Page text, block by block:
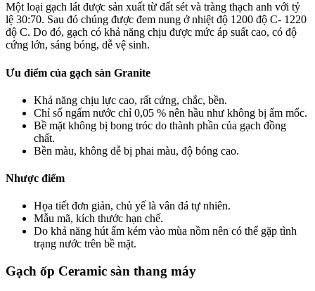
Một loại gạch lát được sản xuất từ đất sét và tràng thạch anh với tỷ
lệ 30:70. Sau đó chúng được đem nung ở nhiệt độ 1200 độ C- 1220
độ C. Do đó, gạch có khả năng chịu được mức áp suất cao, có độ
cứng lớn, sáng bóng, dễ vệ sinh.
Ưu điểm của gạch sàn Granite
Khả năng chịu lực cao, rất cứng, chắc, bền.
Chỉ số ngấm nước chỉ 0,05 % nên hầu như không bị ẩm mốc.
Bề mặt không bị bong tróc do thành phần của gạch đồng
chất.
Bền màu, không dễ bị phai màu, độ bóng cao.
Nhược điểm
Họa tiết đơn giản, chủ yế là vân đá tự nhiên.
Mẫu mã, kích thước hạn chế.
Do khả năng hút ẩm kém vào mùa nồm nên có thể gặp tình
trạng nước trên bề mặt.
Gạch ốp Ceramic sàn thang máy